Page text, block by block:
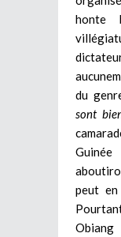
honte
du
sont
peut